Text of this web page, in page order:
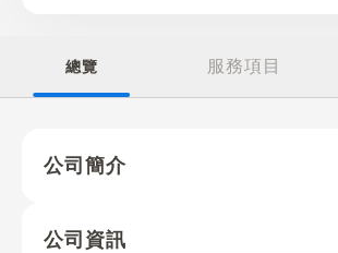
總覽 服務項目
公司簡介
公司資訊